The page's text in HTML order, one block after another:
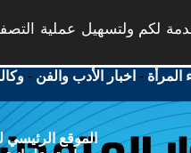
لكم ولتسهيل عملية
المرأة - اخبار الأدب والفن -
الموقع